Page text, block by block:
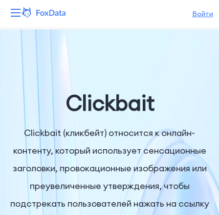
Войти
Ресурсы
Компания
Clickbait
Clickbait (кликбейт) относится к онлайн-
контенту, который использует сенсационные
заголовки, провокационные изображения или
преувеличенные утверждения, чтобы
подстрекать пользователей нажать на ссылку